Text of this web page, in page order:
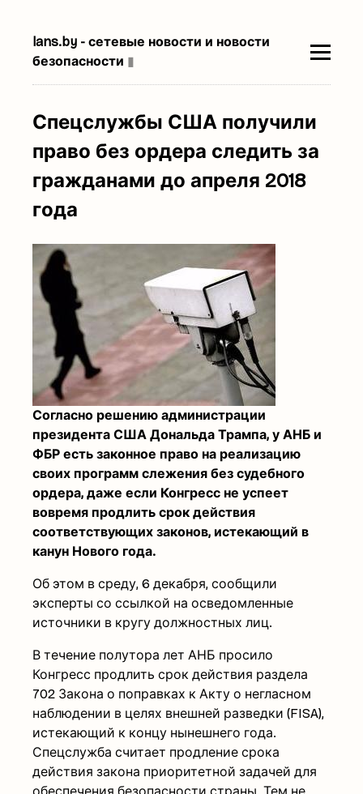
lans.by - сетевые новости и новости
безопасности ▮
Спецслужбы США получили
право без ордера следить за
гражданами до апреля 2018
года
Согласно решению администрации
президента США Дональда Трампа, у АНБ и
ФБР есть законное право на реализацию
своих программ слежения без судебного
ордера, даже если Конгресс не успеет
вовремя продлить срок действия
соответствующих законов, истекающий в
канун Нового года.
Об этом в среду, 6 декабря, сообщили
эксперты со ссылкой на осведомленные
источники в кругу должностных лиц.
В течение полутора лет АНБ просило
Конгресс продлить срок действия раздела
702 Закона о поправках к Акту о негласном
наблюдении в целях внешней разведки (FISA),
истекающий к концу нынешнего года.
Спецслужба считает продление срока
действия закона приоритетной задачей для